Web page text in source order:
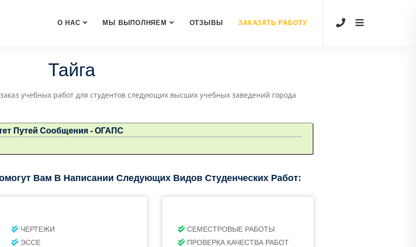
О НАС МЫ ВЫПОЛНЯЕМ ОТЗЫВЫ ЗАКАЗАТЬ РАБОТУ
Тайга
учебных работ для студентов следующих высших учебных заведений города
Путей Сообщения - ОГАПС
Вам В Написании Следующих Видов Студенческих Работ:
ЧЕРТЕЖИ
ЭССЕ
СЕМЕСТРОВЫЕ РАБОТЫ
ПРОВЕРКА КАЧЕСТВА РАБОТ